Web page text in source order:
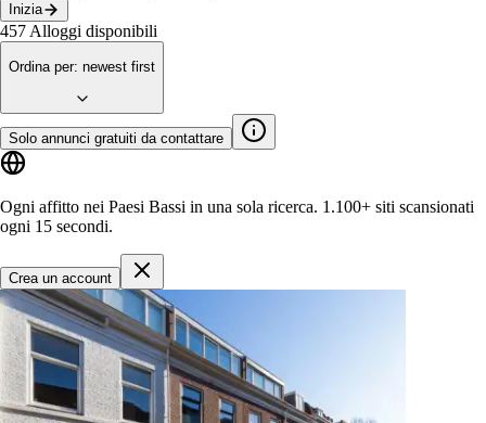
Inizia
457 Alloggi disponibili
Ordina per: newest first
Solo annunci gratuiti da contattare
Ogni affitto nei Paesi Bassi in una sola ricerca. 1.100+ siti scansionati
ogni 15 secondi.
Crea un account